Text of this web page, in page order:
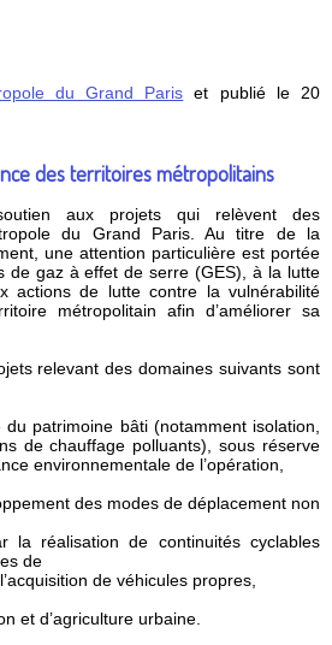
du Grand Paris et publié le 20
des territoires métropolitains
aux projets qui relèvent des
du Grand Paris. Au titre de la
une attention particulière est portée
de gaz à effet de serre (GES), à la lutte
actions de lutte contre la vulnérabilité
métropolitain afin d’améliorer sa
relevant des domaines suivants sont
patrimoine bâti (notamment isolation,
de chauffage polluants), sous réserve
environnementale de l’opération,
des modes de déplacement non
la réalisation de continuités cyclables
de
de véhicules propres,
et d’agriculture urbaine.